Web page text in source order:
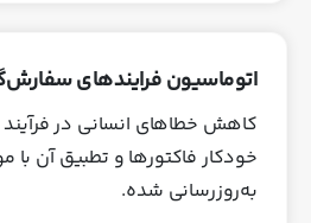
اتوماسیون فرایندهای
کاهش خطاهای انسانی در
خودکار فاکتورها و تطبیق آن
به‌روزرسانی‌ شده.